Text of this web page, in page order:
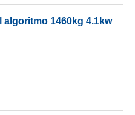
1460kg 4.1kw